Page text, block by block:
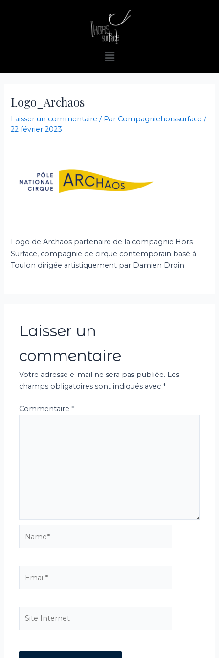
Menu
Logo_Archaos
Laisser un commentaire / Par Compagniehorssurface/
22 février 2023
Logo de Archaos partenaire de la compagnie Hors
Surface, compagnie de cirque contemporain basé à
Toulon dirigée artistiquement par Damien Droin
Laisser un
commentaire
Votre adresse e-mail ne sera pas publiée. Les
champs obligatoires sont indiqués avec *
Commentaire *
Internet